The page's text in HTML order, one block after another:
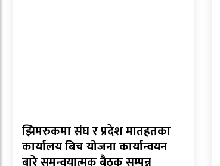
झिमरुकमा संघ र प्रदेश मातहतका
कार्यालय बिच योजना कार्यान्वयन